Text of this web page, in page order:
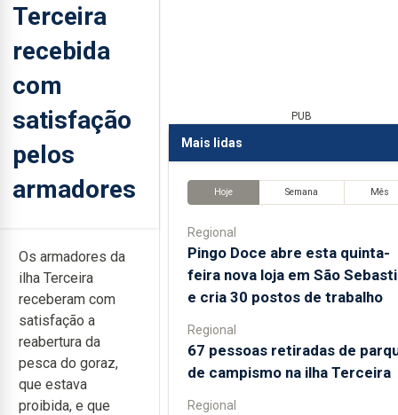
Terceira
recebida
com
satisfação
pelos
armadores
Os armadores da
ilha Terceira
receberam com
satisfação a
reabertura da
pesca do goraz,
que estava
proibida, e que
PUB
Mais lidas
Hoje Semana Mês
Regional
Pingo Doce abre esta quinta-
feira nova loja em São
e cria 30 postos de trabalho
Regional
67 pessoas retiradas de
de campismo na ilha Terceira
Regional